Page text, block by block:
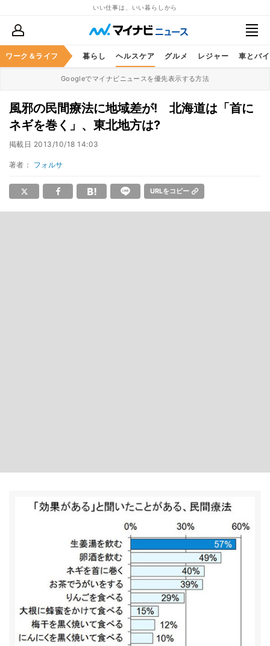
いい仕事は、いい暮らしから
ワーク＆ライフ
ススキル マネー 暮らし ヘルスケア グルメ レジャー 車とバ
Googleでマイナビニュースを優先表示する方法
風邪の民間療法に地域差が! 北海道は「首に
ネギを巻く」、東北地方は?
掲載日 2013/10/18 14:03
著者： フォルサ
URLをコピー